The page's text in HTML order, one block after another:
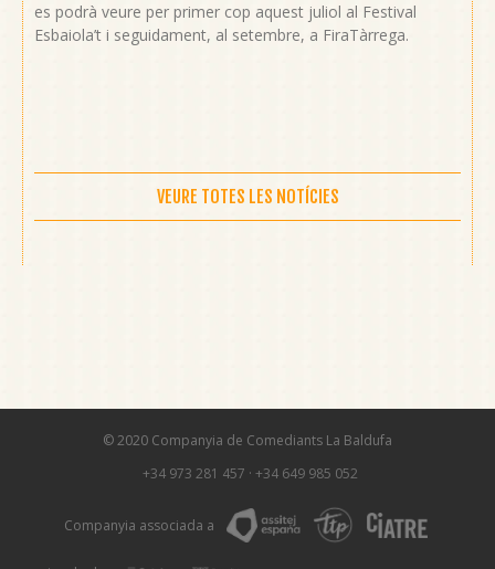
es podrà veure per primer cop aquest juliol al Festival
Esbaiola’t i seguidament, al setembre, a FiraTàrrega.
VEURE TOTES LES NOTÍCIES
© 2020 Companyia de Comediants La Baldufa
+34 973 281 457 · +34 649 985 052
Companyia associada a